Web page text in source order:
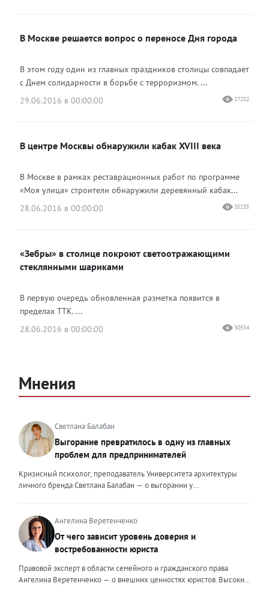
В Москве решается вопрос о переносе Дня города
В этом году один из главных праздников столицы совпадает
с Днем солидарности в борьбе с терроризмом. ...
29.06.2016 в 00:00:00
27252
В центре Москвы обнаружили кабак XVIII века
В Москве в рамках реставрационных работ по программе
«Моя улица» строители обнаружили деревянный кабак...
28.06.2016 в 00:00:00
35235
«Зебры» в столице покроют светоотражающими
стеклянными шариками
В первую очередь обновленная разметка появится в
пределах ТТК. ...
28.06.2016 в 00:00:00
30554
Мнения
Светлана Балабан
Выгорание превратилось в одну из главных
проблем для предпринимателей
Кризисный психолог, преподаватель Университета архитектуры
личного бренда Светлана Балабан — о выгорании у
проблемой, однако выгорание у предпринимателей заметно
отличается от выгорания у наёмных сотрудников. Наёмный
сотрудник может уйти на больничный или в отпуск, пожаловаться
на что-то начальству или сменить работу. Предприниматель — сам
себе начальник и основа системы. Если он устаёт, бизнес не встанет
на паузу, а просто начнёт разваливаться. У предпринимателей
Ангелина Веретенченко
От чего зависит уровень доверия и
востребованности юриста
Правовой эксперт в области семейного и гражданского права
Ангелина Веретенченко — о внешних ценностях юристов. Высокий